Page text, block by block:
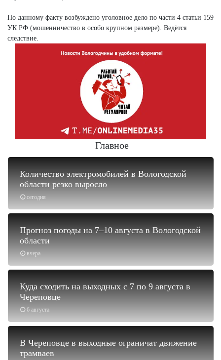
По данному факту возбуждено уголовное дело по части 4 статьи 159
УК РФ (мошенничество в особо крупном размере). Ведётся
следствие.
Главное
сегодня
Количество электромобилей в Вологодской
области резко выросло
вчера
Прогноз погоды на 7–10 августа в Вологодской
области
6 августа
Куда сходить на выходных с 7 по 9 августа в
Череповце
В Череповце в выходные ограничат движение
трамваев